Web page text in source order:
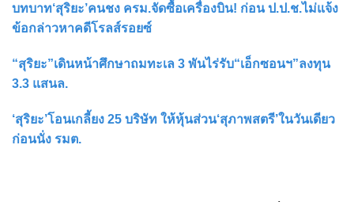
บทบาท‘สุริยะ’คนชง ครม.จัดซื้อเครื่องบิน! ก่อน ป.ป.ช.ไม่แจ้ง
ข้อกล่าวหาคดีโรลส์รอยซ์
“สุริยะ”เดินหน้าศึกษาถมทะเล 3 พันไร่รับ“เอ็กซอนฯ”ลงทุน
3.3 แสนล.
‘สุริยะ’โอนเกลี้ยง 25 บริษัท ให้หุ้นส่วน‘สุภาพสตรี’ในวันเดียว
ก่อนนั่ง รมต.